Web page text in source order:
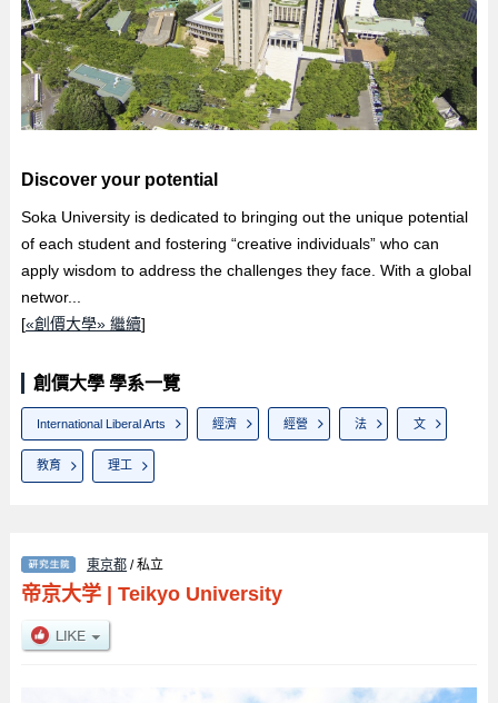
Discover your potential
Soka University is dedicated to bringing out the unique potential
of each student and fostering “creative individuals” who can
apply wisdom to address the challenges they face. With a global
networ...
[«創價大學» 繼續]
創價大學 學系一覽
International Liberal Arts 經濟 經營 法 文
教育 理工
東京都 / 私立
帝京大学| Teikyo University